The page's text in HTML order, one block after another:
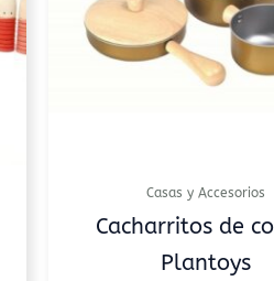
Casas y Accesorios
Cacharritos de
Plantoys